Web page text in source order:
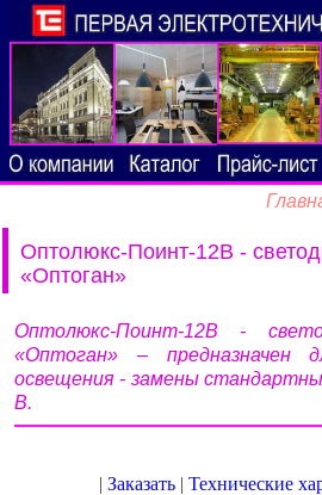
Оптолюкс-Поинт-12В -
«Оптоган»
Оптолюкс-Поинт-12В -
«Оптоган» – предназначен
освещения - замены
В.
| Заказать| Технические